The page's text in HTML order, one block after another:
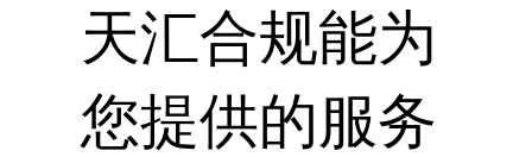
天汇合规能为
您提供的服务